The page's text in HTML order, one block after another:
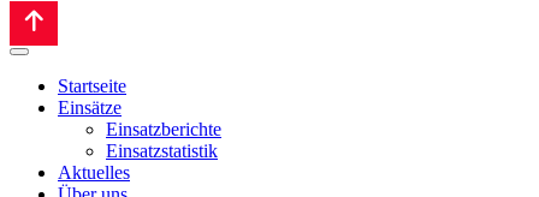
Startseite
Einsätze
Einsatzberichte
Einsatzstatistik
Aktuelles